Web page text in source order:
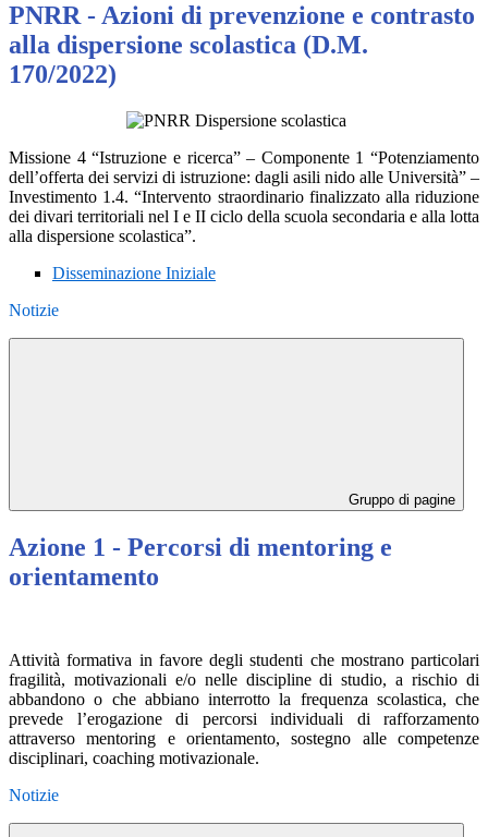
PNRR - Azioni di prevenzione e contrasto
alla dispersione scolastica (D.M.
170/2022)
Missione 4 “Istruzione e ricerca” – Componente 1 “Potenziamento
dell’offerta dei servizi di istruzione: dagli asili nido alle Università” –
Investimento 1.4. “Intervento straordinario finalizzato alla riduzione
dei divari territoriali nel I e II ciclo della scuola secondaria e alla lotta
alla dispersione scolastica”.
Disseminazione Iniziale
Notizie
Gruppo di pagine
Azione 1 - Percorsi di mentoring e
orientamento
Attività formativa in favore degli studenti che mostrano particolari
fragilità, motivazionali e/o nelle discipline di studio, a rischio di
abbandono o che abbiano interrotto la frequenza scolastica, che
prevede l’erogazione di percorsi individuali di rafforzamento
attraverso mentoring e orientamento, sostegno alle competenze
disciplinari, coaching motivazionale.
Notizie